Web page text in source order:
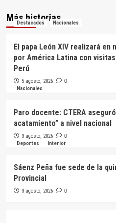
Más historias
Destacados Nacionales
El papa León XIV realizará en
por América Latina con
Perú
5 agosto, 2026 0
Nacionales
Paro docente: CTERA
acatamiento” a nivel nacional
3 agosto, 2026 0
Deportes Interior
Sáenz Peña fue sede de la
Provincial
3 agosto, 2026 0